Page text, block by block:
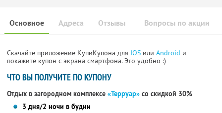
Основное Отзывы Вопросы по акции
Адреса
Скачайте приложение КупиКупона для IOS или Android и
покажите купон с экрана смартфона. Это удобно :)
ЧТО ВЫ ПОЛУЧИТЕ ПО КУПОНУ
Отдых в загородном комплексе «Терруар» со скидкой 30%
3 дня/2 ночи в будни